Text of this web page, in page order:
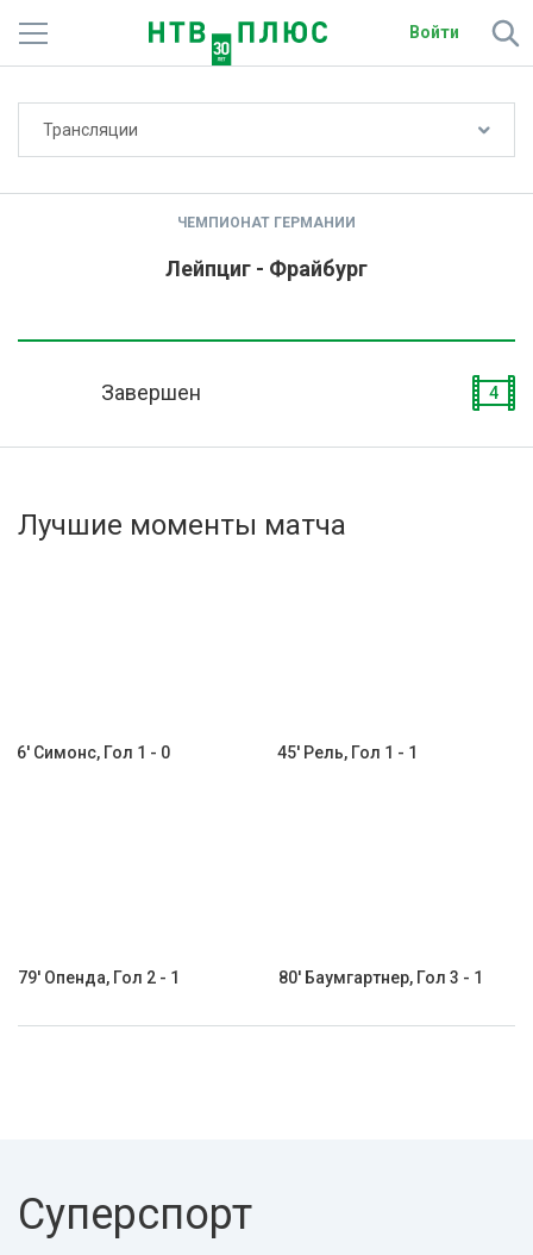
Войти
Активировать промокод
Трансляции
ЧЕМПИОНАТ ГЕРМАНИИ
Лейпциг - Фрайбург
Завершен 4
Лучшие моменты матча
6' Симонс, Гол 1 - 0 45' Рель, Гол 1 - 1
79' Опенда, Гол 2 - 1 80' Баумгартнер, Гол 3 - 1
Суперспорт